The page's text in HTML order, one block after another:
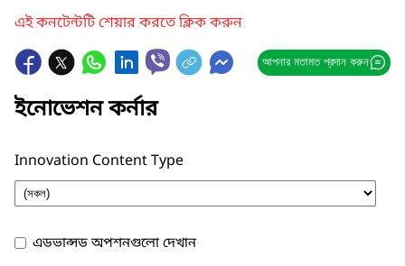
এই কনটেন্টটি শেয়ার করতে ক্লিক করুন
আপনার মতামত প্রদান করুন
ইনোভেশন কর্নার
Innovation Content Type
এডভান্সড অপশনগুলো দেখান